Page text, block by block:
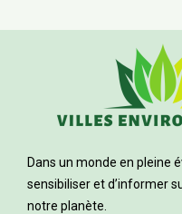
Dans un monde en pleine
sensibiliser et d’informer
notre planète.